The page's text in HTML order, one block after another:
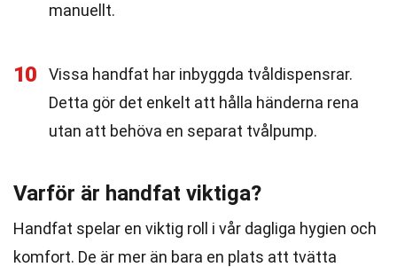
manuellt.
10
Vissa handfat har inbyggda tvåldispensrar.
Detta gör det enkelt att hålla händerna rena
utan att behöva en separat tvålpump.
Varför är handfat viktiga?
Handfat spelar en viktig roll i vår dagliga hygien och
komfort. De är mer än bara en plats att tvätta